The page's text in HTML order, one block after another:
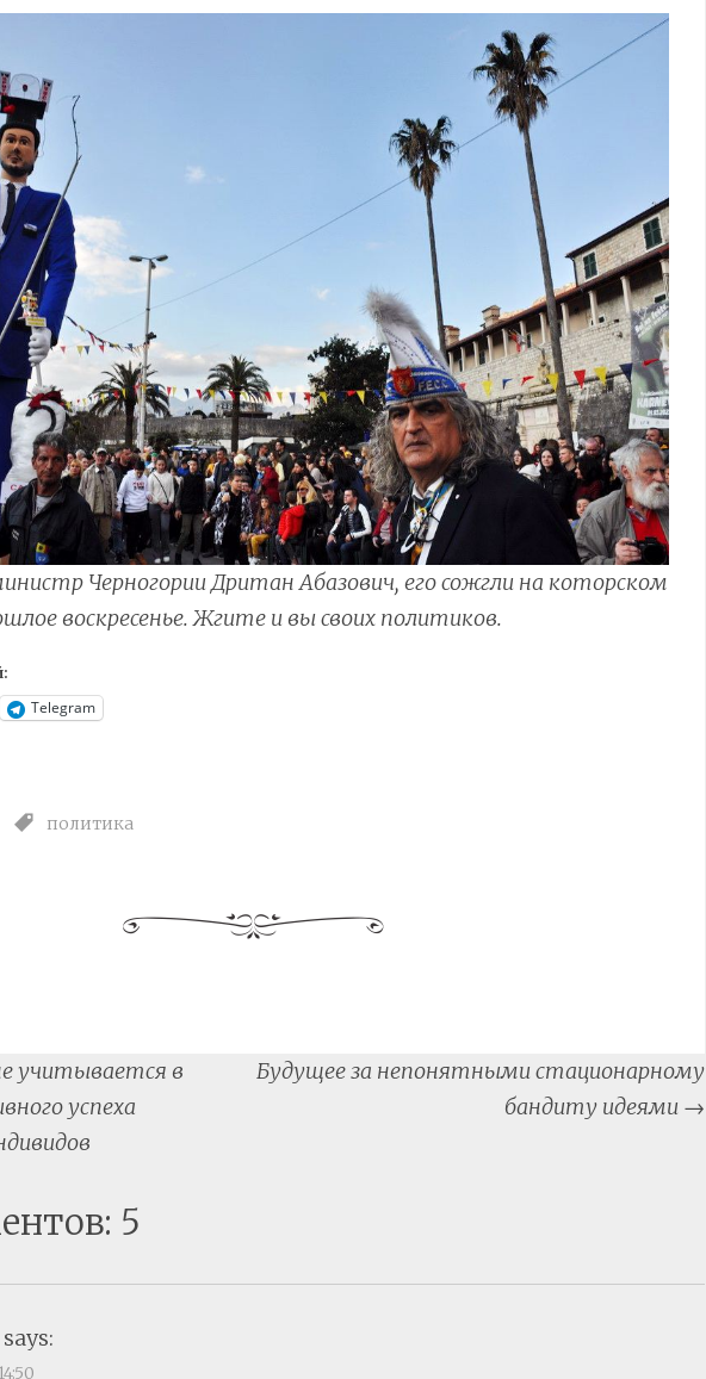
Черногории Дритан Абазович, его сожгли на которском
воскресенье. Жгите и вы своих политиков.
Telegram
политика
учитывается в
успеха
Будущее за непонятными стационарному
бандиту идеями →
5
says: